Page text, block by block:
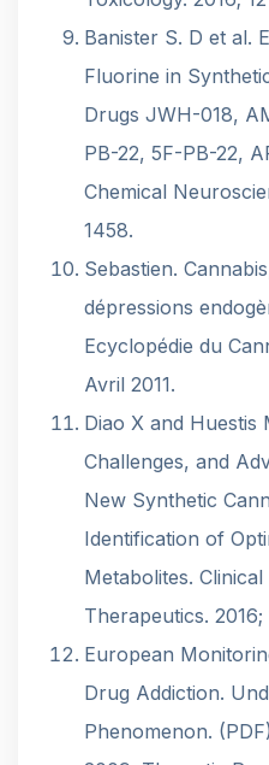
Banister S. D et al.
Fluorine in
Drugs JWH-018,
PB-22, 5F-PB-22,
Chemical
1458.
Sebastien.
dépressions
Ecyclopédie du
Avril 2011.
Diao X and Huestis
Challenges, and
New Synthetic
Identification of
Metabolites.
Therapeutics. 2016;
European
Drug Addiction.
Phenomenon.